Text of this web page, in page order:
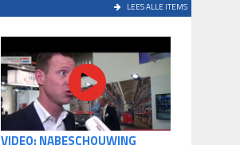
LEES ALLE ITEMS
VIDEO: NABESCHOUWING